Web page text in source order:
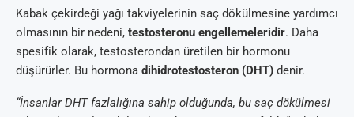
Kabak çekirdeği yağı takviyelerinin saç dökülmesine yardımcı
olmasının bir nedeni, testosteronu engellemeleridir. Daha
spesifik olarak, testosterondan üretilen bir hormonu
düşürürler. Bu hormona dihidrotestosteron (DHT) denir.
“İnsanlar DHT fazlalığına sahip olduğunda, bu saç dökülmesi